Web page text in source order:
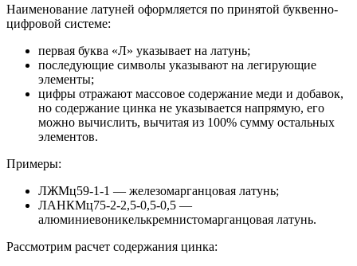
Наименование латуней оформляется по принятой буквенно-
цифровой системе:
первая буква «Л» указывает на латунь;
последующие символы указывают на легирующие
элементы;
цифры отражают массовое содержание меди и добавок,
но содержание цинка не указывается напрямую, его
можно вычислить, вычитая из 100% сумму остальных
элементов.
Примеры:
ЛЖМц59-1-1 — железомарганцовая латунь;
ЛАНКМц75-2-2,5-0,5-0,5 —
алюминиевоникелькремнистомарганцовая латунь.
Рассмотрим расчет содержания цинка: